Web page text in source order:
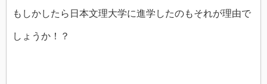
もしかしたら日本文理大学に進学したのもそれが理由で
しょうか！？